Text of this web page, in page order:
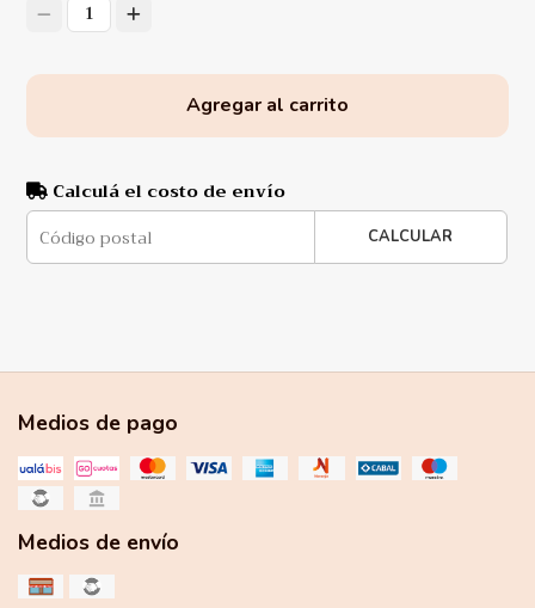
1
Agregar al carrito
Calculá el costo de envío
CALCULAR
Medios de pago
Medios de envío